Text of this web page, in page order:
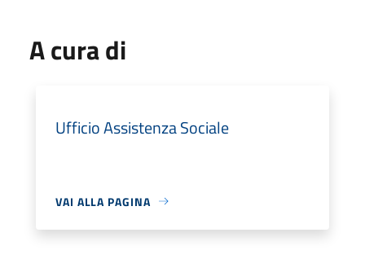
A cura di
Ufficio Assistenza Sociale
VAI ALLA PAGINA